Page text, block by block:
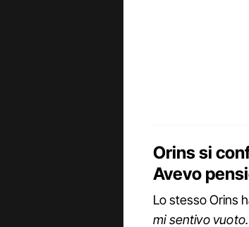
Orins si
Avevo
Lo stesso Orins
mi sentivo